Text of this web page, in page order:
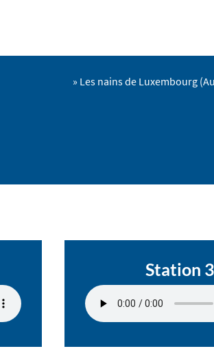
» Les nains de Luxembourg
Station 3